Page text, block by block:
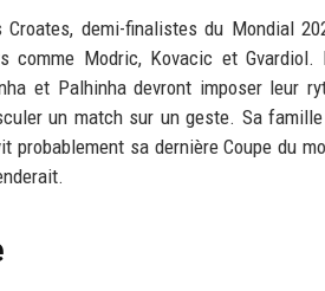
demi-finalistes du Mondial
comme Modric, Kovacic et Gvardiol.
et Palhinha devront imposer leur
un match sur un geste. Sa
sa dernière Coupe du